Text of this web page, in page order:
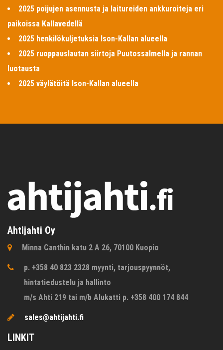
2025 poijujen asennusta ja laitureiden ankkuroiteja eri
paikoissa Kallavedellä
2025 henkilökuljetuksia Ison-Kallan alueella
2025 ruoppauslautan siirtoja Puutossalmella ja rannan
luotausta
2025 väylätöitä Ison-Kallan alueella
Ahtijahti Oy
Minna Canthin katu 2 A 26, 70100 Kuopio
p. +358 40 823 2328 myynti, tarjouspyynnöt,
hintatiedustelu ja hallinto
m/s Ahti 219 tai m/b Alukatti p. +358 400 174 844
sales@ahtijahti.fi
LINKIT